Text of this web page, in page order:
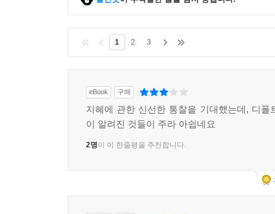
1 2 3
eBook 구매
지혜에 관한 신선한 통찰을 기대했는데, 디폴
이 알려진 것들이 주라 아쉽네요
2명이 이 한줄평을 추천합니다.